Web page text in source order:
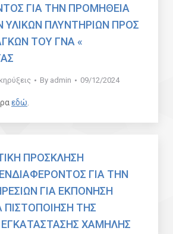
ΓΙΑ ΤΗΝ ΠΡΟΜΗΘΕΙΑ
ΥΛΙΚΩΝ ΠΛΥΝΤΗΡΙΩΝ ΠΡΟΣ
ΤΟΥ ΓΝΑ «
By admin 09/12/2024
εδώ
ΠΡΟΣΚΛΗΣΗ
ΓΙΑ ΤΗΝ
ΓΙΑ ΕΚΠΟΝΗΣΗ
ΠΙΣΤΟΠΟΙΗΣΗ ΤΗΣ
ΕΓΚΑΤΑΣΤΑΣΗΣ ΧΑΜΗΛΗΣ